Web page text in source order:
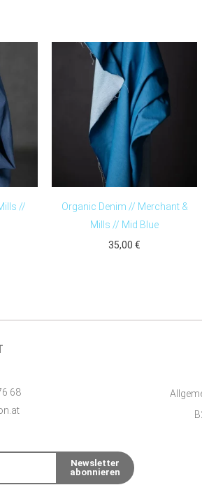
//
Organic Denim // Merchant &
Mills // Mid Blue
35,00 €
68
Newsletter
abonnieren